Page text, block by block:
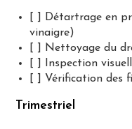
[ ] Détartrage en
vinaigre)
[ ] Nettoyage du
[ ] Inspection
[ ] Vérification des
Trimestriel